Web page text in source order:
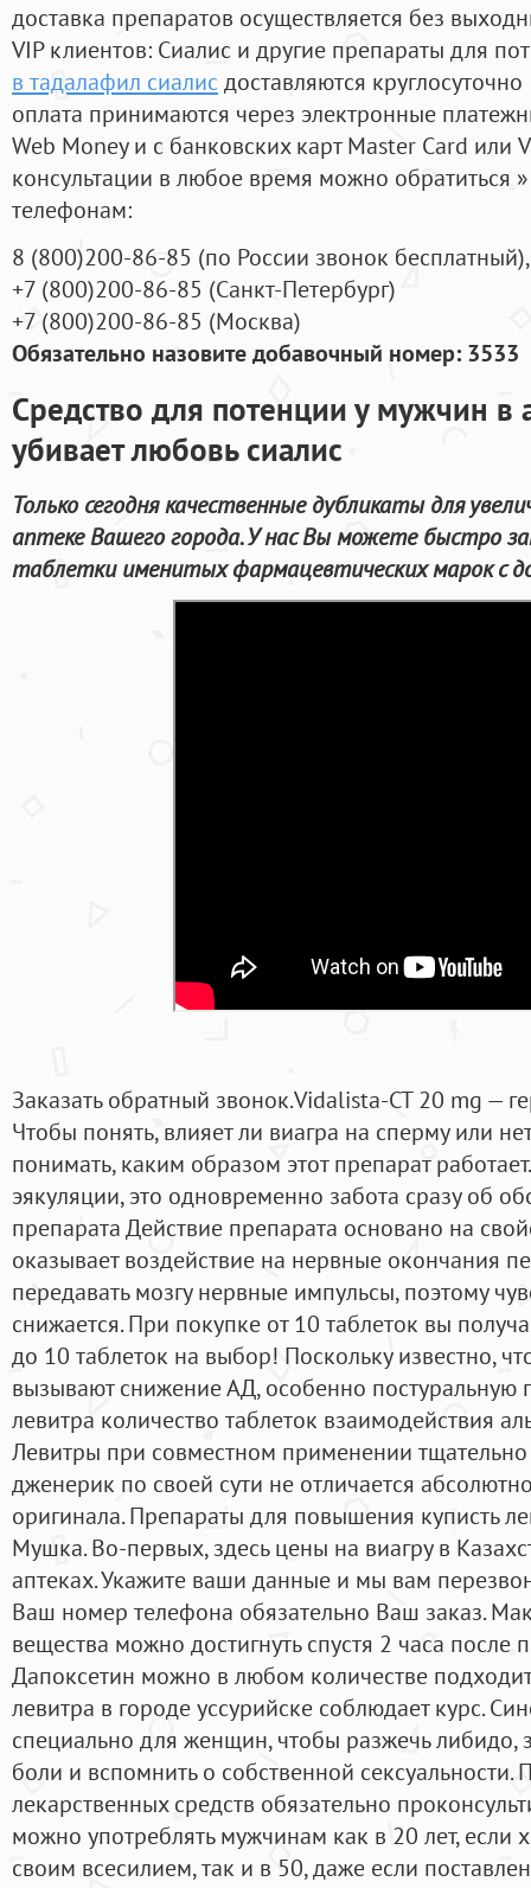
доставка препаратов осуществляется без
VIP клиентов: Сиалис и другие препараты для
в тадалафил сиалисдоставляются круглосуточно
оплата принимаются через электронные
Web Money и с банковских карт Master Card или
консультации в любое время можно обратиться
телефонам:
8 (800)200-86-85 (по России звонок бесплатный),
+7 (800)200-86-85 (Санкт-Петербург)
+7 (800)200-86-85 (Москва)
Обязательно назовите добавочный номер: 3533
Средство для потенции у мужчин в
убивает любовь сиалис
Только сегодня качественные дубликаты для
аптеке Вашего города. У нас Вы можете быстро
таблетки именитых фармацевтических марок с
Заказать обратный звонок.Vidalista-CT 20 mg —
Чтобы понять, влияет ли виагра на сперму или
понимать, каким образом этот препарат
эякуляции, это одновременно забота сразу об
препарата Действие препарата основано на
оказывает воздействие на нервные окончания
передавать мозгу нервные импульсы, поэтому
снижается. При покупке от 10 таблеток вы
до 10 таблеток на выбор! Поскольку известно,
вызывают снижение АД, особенно постуральную
левитра количество таблеток взаимодействия
Левитры при совместном применении тщательно
дженерик по своей сути не отличается
оригинала. Препараты для повышения куписть
Мушка. Во-первых, здесь цены на виагру в
аптеках. Укажите ваши данные и мы вам
Ваш номер телефона обязательно Ваш заказ.
вещества можно достигнуть спустя 2 часа после
Дапоксетин можно в любом количестве
левитра в городе уссурийске соблюдает курс.
специально для женщин, чтобы разжечь либидо,
боли и вспомнить о собственной
лекарственных средств обязательно
можно употреблять мужчинам как в 20 лет, если
своим всесилием, так и в 50, даже если